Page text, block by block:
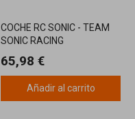
COCHE RC SONIC - TEAM
SONIC RACING
65,98 €
Añadir al carrito